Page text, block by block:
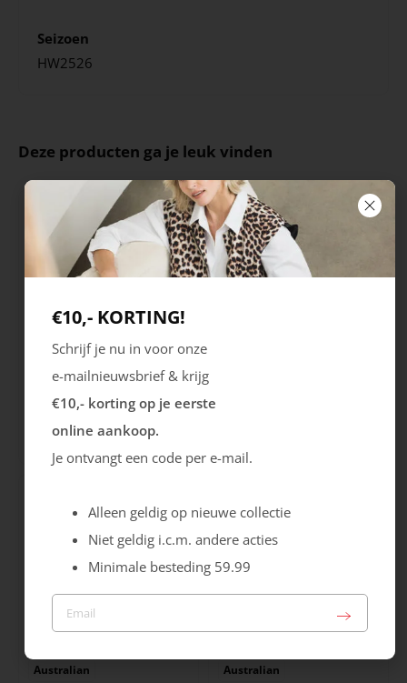
Seizoen
HW2526
Deze producten ga je leuk vinden
Ecco
City Stride
Australian Australian
€10,- KORTING!
Schrijf je nu in voor onze
e-mailnieuwsbrief & krijg
€10,- korting op je eerste
online aankoop.
Je ontvangt een code per e-mail.
Alleen geldig op nieuwe collectie
Niet geldig i.c.m. andere acties
Minimale besteding 59.99